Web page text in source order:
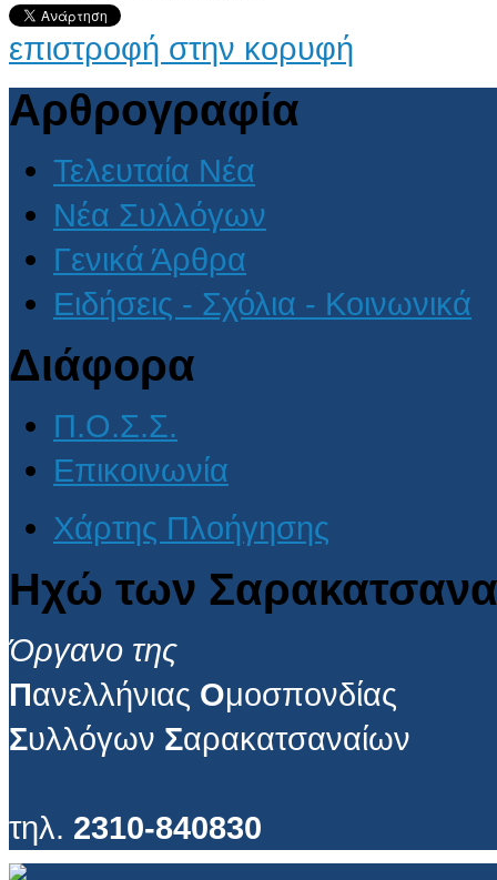
επιστροφή στην κορυφή
Αρθρογραφία
Τελευταία Νέα
Νέα Συλλόγων
Γενικά Άρθρα
Ειδήσεις - Σχόλια - Κοινωνικά
Διάφορα
Π.Ο.Σ.Σ.
Επικοινωνία
Χάρτης Πλοήγησης
Ηχώ των
Όργανο της
Πανελλήνιας Ομοσπονδίας
Συλλόγων Σαρακατσαναίων
τηλ. 2310-840830